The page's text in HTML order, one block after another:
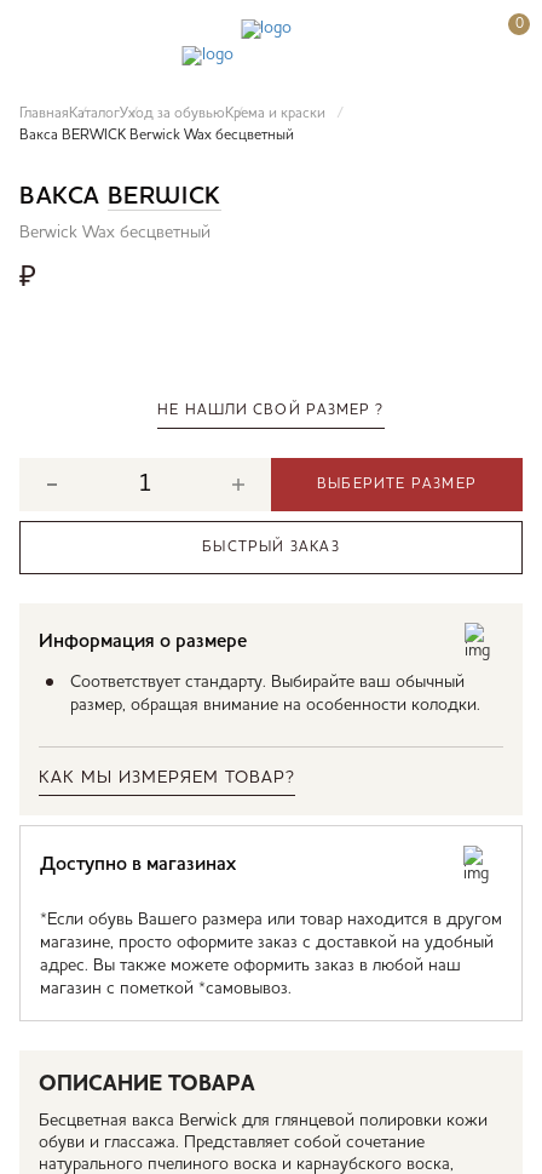
0
Главная КаталогУход за обувью Крема и краски
Вакса BERWICK Berwick Wax бесцветный
ВАКСА BERWICK
Berwick Wax бесцветный
₽
НЕ НАШЛИ СВОЙ РАЗМЕР ?
ВЫБЕРИТЕ РАЗМЕР
БЫСТРЫЙ ЗАКАЗ
Информация о размере
Соответствует стандарту. Выбирайте ваш обычный
размер, обращая внимание на особенности колодки.
КАК МЫ ИЗМЕРЯЕМ ТОВАР?
Доступно в магазинах
*Если обувь Вашего размера или товар находится в другом
магазине, просто оформите заказ с доставкой на удобный
адрес. Вы также можете оформить заказ в любой наш
магазин с пометкой *самовывоз.
ОПИСАНИЕ ТОВАРА
Бесцветная вакса Berwick для глянцевой полировки кожи
обуви и глассажа. Представляет собой сочетание
натурального пчелиного воска и карнаубского воска,